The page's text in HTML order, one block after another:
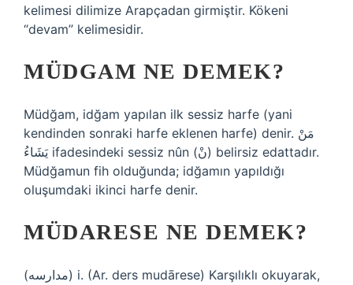
kelimesi dilimize Arapçadan girmiştir. Kökeni
“devam” kelimesidir.
MÜDGAM NE DEMEK?
Müdğam, idğam yapılan ilk sessiz harfe (yani
kendinden sonraki harfe eklenen harfe) denir. مَنْ
يَشَاءُ ifadesindeki sessiz nûn (نْ) belirsiz edattadır.
Müdğamun fih olduğunda; idğamın yapıldığı
oluşumdaki ikinci harfe denir.
MÜDARESE NE DEMEK?
(ﻣﺪﺍﺭﺳﻪ) i. (Ar. ders mudārese) Karşılıklı okuyarak,